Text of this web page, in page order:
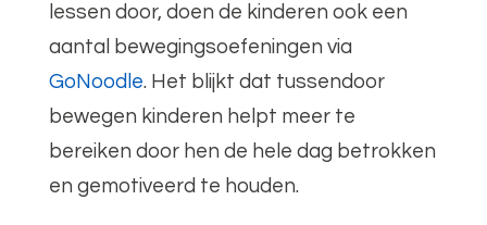
lessen door, doen de kinderen ook een
aantal bewegingsoefeningen via
GoNoodle. Het blijkt dat tussendoor
bewegen kinderen helpt meer te
bereiken door hen de hele dag betrokken
en gemotiveerd te houden.